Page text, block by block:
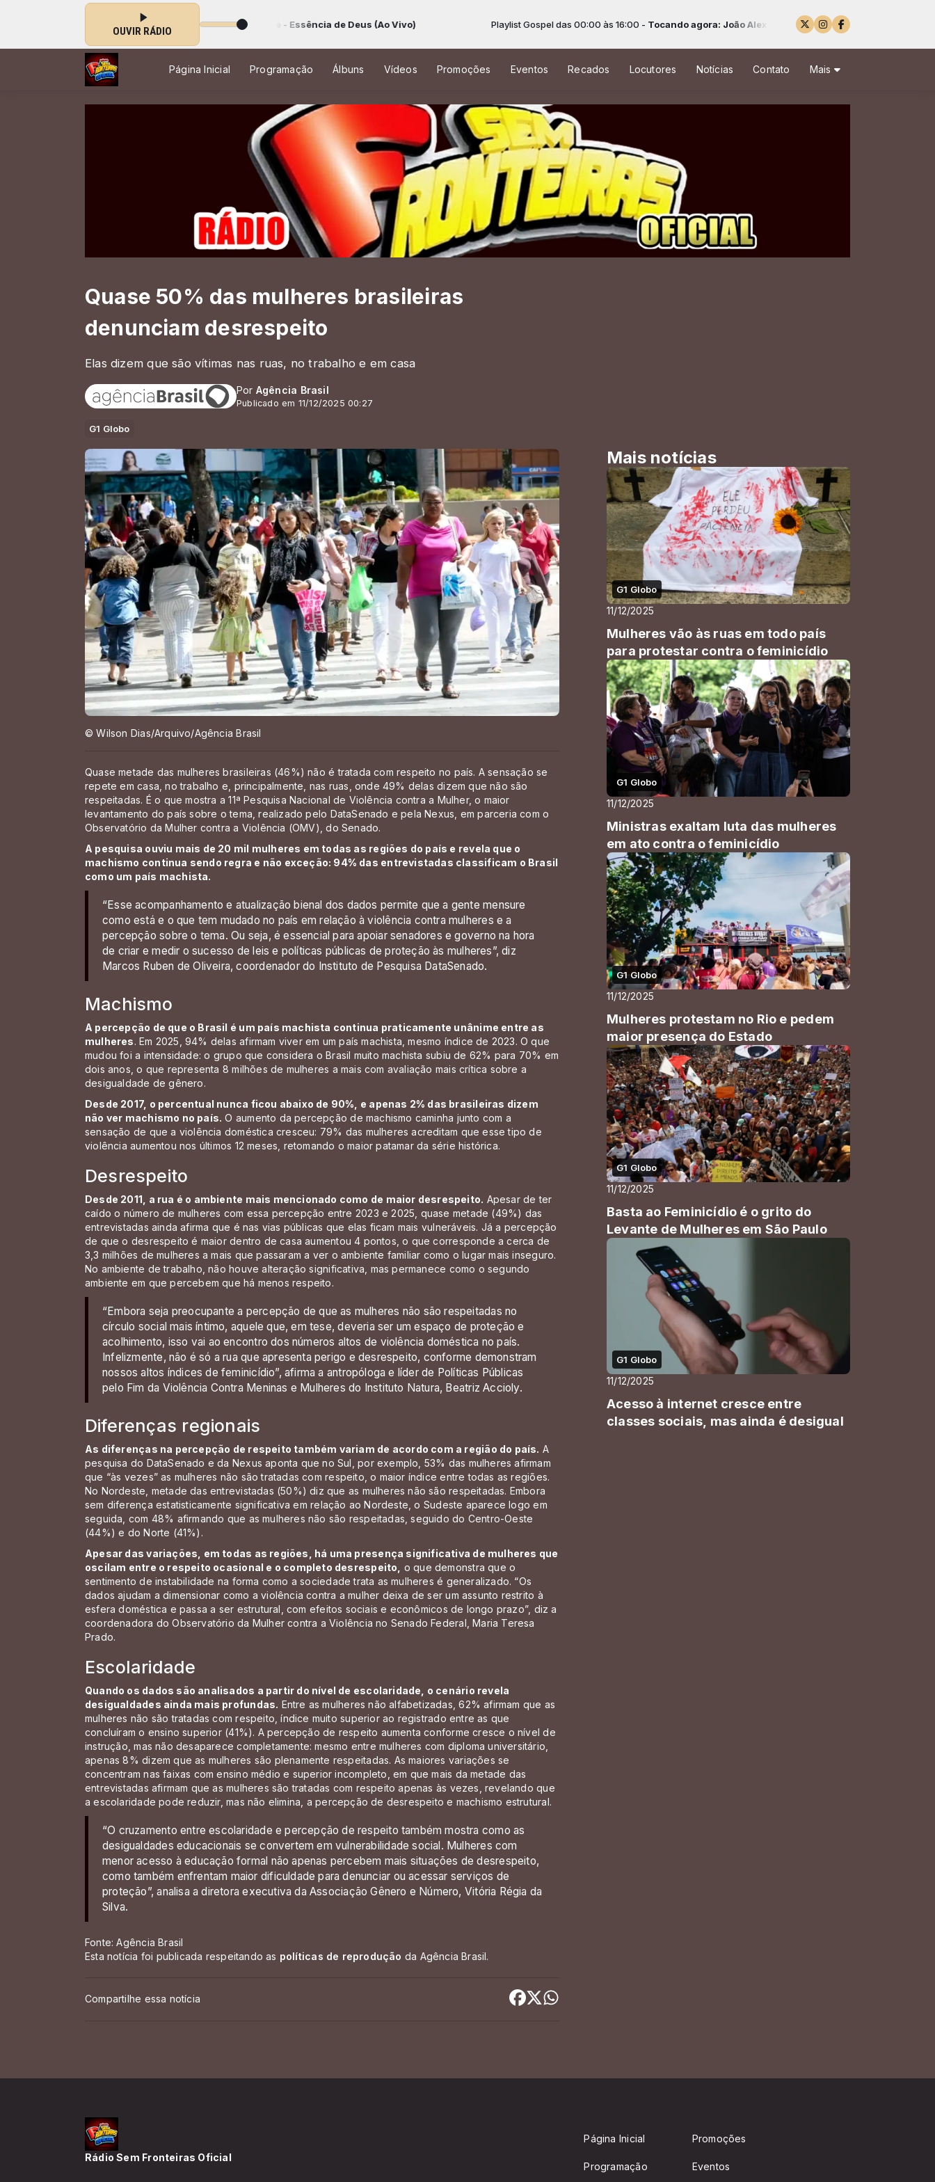
OUVIR RÁDIO
Tocando agora: João Alexandre - Essência de Deus (Ao Vivo) Playlist Gospel das 00:00 às 16:00 -Tocando agora: João Alexandre - Essência de Deus (Ao Vivo)
Página Inicial Programação Álbuns Vídeos Promoções Eventos Recados Locutores Notícias Contato Mais
Quase 50% das mulheres brasileiras
denunciam desrespeito
Elas dizem que são vítimas nas ruas, no trabalho e em casa
Por Agência Brasil
Publicado em 11/12/2025 00:27
G1 Globo
© Wilson Dias/Arquivo/Agência Brasil
Quase metade das mulheres brasileiras (46%) não é tratada com respeito no país. A sensação se
repete em casa, no trabalho e, principalmente, nas ruas, onde 49% delas dizem que não são
respeitadas. É o que mostra a 11ª Pesquisa Nacional de Violência contra a Mulher, o maior
levantamento do país sobre o tema, realizado pelo DataSenado e pela Nexus, em parceria com o
Observatório da Mulher contra a Violência (OMV), do Senado.
A pesquisa ouviu mais de 20 mil mulheres em todas as regiões do país e revela que o
machismo continua sendo regra e não exceção: 94% das entrevistadas classificam o Brasil
como um país machista.
“Esse acompanhamento e atualização bienal dos dados permite que a gente mensure
como está e o que tem mudado no país em relação à violência contra mulheres e a
percepção sobre o tema. Ou seja, é essencial para apoiar senadores e governo na hora
de criar e medir o sucesso de leis e políticas públicas de proteção às mulheres”, diz
Marcos Ruben de Oliveira, coordenador do Instituto de Pesquisa DataSenado.
Machismo
A percepção de que o Brasil é um país machista continua praticamente unânime entre as
mulheres. Em 2025, 94% delas afirmam viver em um país machista, mesmo índice de 2023. O que
mudou foi a intensidade: o grupo que considera o Brasil muito machista subiu de 62% para 70% em
dois anos, o que representa 8 milhões de mulheres a mais com avaliação mais crítica sobre a
desigualdade de gênero.
Desde 2017, o percentual nunca ficou abaixo de 90%, e apenas 2% das brasileiras dizem
não ver machismo no país. O aumento da percepção de machismo caminha junto com a
sensação de que a violência doméstica cresceu: 79% das mulheres acreditam que esse tipo de
violência aumentou nos últimos 12 meses, retomando o maior patamar da série histórica.
Desrespeito
Desde 2011, a rua é o ambiente mais mencionado como de maior desrespeito. Apesar de ter
caído o número de mulheres com essa percepção entre 2023 e 2025, quase metade (49%) das
entrevistadas ainda afirma que é nas vias públicas que elas ficam mais vulneráveis. Já a percepção
de que o desrespeito é maior dentro de casa aumentou 4 pontos, o que corresponde a cerca de
3,3 milhões de mulheres a mais que passaram a ver o ambiente familiar como o lugar mais inseguro.
No ambiente de trabalho, não houve alteração significativa, mas permanece como o segundo
ambiente em que percebem que há menos respeito.
“Embora seja preocupante a percepção de que as mulheres não são respeitadas no
círculo social mais íntimo, aquele que, em tese, deveria ser um espaço de proteção e
acolhimento, isso vai ao encontro dos números altos de violência doméstica no país.
Infelizmente, não é só a rua que apresenta perigo e desrespeito, conforme demonstram
nossos altos índices de feminicídio”, afirma a antropóloga e líder de Políticas Públicas
pelo Fim da Violência Contra Meninas e Mulheres do Instituto Natura, Beatriz Accioly.
Diferenças regionais
As diferenças na percepção de respeito também variam de acordo com a região do país. A
pesquisa do DataSenado e da Nexus aponta que no Sul, por exemplo, 53% das mulheres afirmam
que “às vezes” as mulheres não são tratadas com respeito, o maior índice entre todas as regiões.
No Nordeste, metade das entrevistadas (50%) diz que as mulheres não são respeitadas. Embora
sem diferença estatisticamente significativa em relação ao Nordeste, o Sudeste aparece logo em
seguida, com 48% afirmando que as mulheres não são respeitadas, seguido do Centro-Oeste
(44%) e do Norte (41%).
Apesar das variações, em todas as regiões, há uma presença significativa de mulheres que
oscilam entre o respeito ocasional e o completo desrespeito,
o que demonstra que o
sentimento de instabilidade na forma como a sociedade trata as mulheres é generalizado. “Os
dados ajudam a dimensionar como a violência contra a mulher deixa de ser um assunto restrito à
esfera doméstica e passa a ser estrutural, com efeitos sociais e econômicos de longo prazo”, diz a
coordenadora do Observatório da Mulher contra a Violência no Senado Federal, Maria Teresa
Prado.
Escolaridade
Quando os dados são analisados a partir do nível de escolaridade, o cenário revela
desigualdades ainda mais profundas. Entre as mulheres não alfabetizadas, 62% afirmam que as
mulheres não são tratadas com respeito, índice muito superior ao registrado entre as que
concluíram o ensino superior (41%). A percepção de respeito aumenta conforme cresce o nível de
instrução, mas não desaparece completamente: mesmo entre mulheres com diploma universitário,
apenas 8% dizem que as mulheres são plenamente respeitadas. As maiores variações se
concentram nas faixas com ensino médio e superior incompleto, em que mais da metade das
entrevistadas afirmam que as mulheres são tratadas com respeito apenas às vezes, revelando que
a escolaridade pode reduzir, mas não elimina, a percepção de desrespeito e machismo estrutural.
“O cruzamento entre escolaridade e percepção de respeito também mostra como as
desigualdades educacionais se convertem em vulnerabilidade social. Mulheres com
menor acesso à educação formal não apenas percebem mais situações de desrespeito,
como também enfrentam maior dificuldade para denunciar ou acessar serviços de
proteção”, analisa a diretora executiva da Associação Gênero e Número, Vitória Régia da
Silva.
Fonte: Agência Brasil
Esta notícia foi publicada respeitando as políticas de reprodução da Agência Brasil.
Compartilhe essa notícia
Mais notícias
G1 Globo
11/12/2025
Mulheres vão às ruas em todo país
para protestar contra o feminicídio
G1 Globo
11/12/2025
Ministras exaltam luta das mulheres
em ato contra o feminicídio
G1 Globo
11/12/2025
Mulheres protestam no Rio e pedem
maior presença do Estado
G1 Globo
11/12/2025
Basta ao Feminicídio é o grito do
Levante de Mulheres em São Paulo
G1 Globo
11/12/2025
Acesso à internet cresce entre
classes sociais, mas ainda é desigual
Rádio Sem Fronteiras Oficial
Página Inicial
Programação
Promoções
Eventos